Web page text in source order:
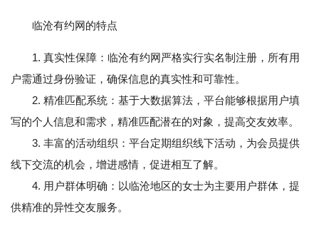
临沧有约网的特点
1. 真实性保障：临沧有约网严格实行实名制注册，所有用
户需通过身份验证，确保信息的真实性和可靠性。
2. 精准匹配系统：基于大数据算法，平台能够根据用户填
写的个人信息和需求，精准匹配潜在的对象，提高交友效率。
3. 丰富的活动组织：平台定期组织线下活动，为会员提供
线下交流的机会，增进感情，促进相互了解。
4. 用户群体明确：以临沧地区的女士为主要用户群体，提
供精准的异性交友服务。